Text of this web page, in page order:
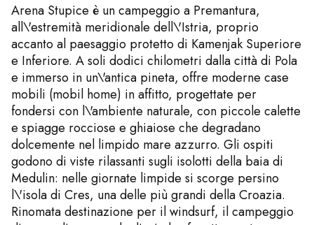
Arena Stupice è un campeggio a Premantura,
all\'estremità meridionale dell\'Istria, proprio
accanto al paesaggio protetto di Kamenjak Superiore
e Inferiore. A soli dodici chilometri dalla città di Pola
e immerso in un\'antica pineta, offre moderne case
mobili (mobil home) in affitto, progettate per
fondersi con l\'ambiente naturale, con piccole calette
e spiagge rocciose e ghiaiose che degradano
dolcemente nel limpido mare azzurro. Gli ospiti
godono di viste rilassanti sugli isolotti della baia di
Medulin: nelle giornate limpide si scorge persino
l\'isola di Cres, una delle più grandi della Croazia.
Rinomata destinazione per il windsurf, il campeggio